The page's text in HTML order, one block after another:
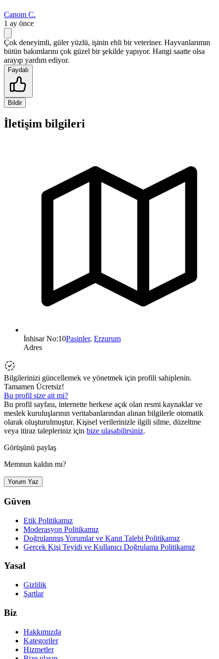
Canom C.
1 ay önce
Çok deneyimli, güler yüzlü, işinin ehli bir veteriner. Hayvanlarımın
bütün bakımlarını çok güzel bir şekilde yapıyor. Hangi saatte olsa
arayıp yardım ediyor.
Faydalı
Bildir
İletişim bilgileri
İnhisar No:10Pasinler, Erzurum
Adres
Bilgilerinizi güncellemek ve yönetmek için profili sahiplenin.
Tamamen Ücretsiz!
Bu profil size ait mi?
Bu profil sayfası, internette herkese açık olan resmi kaynaklar ve
meslek kuruluşlarının veritabanlarından alınan bilgilerle otomatik
olarak oluşturulmuştur. Kişisel verilerinizle ilgili silme, düzeltme
veya itiraz talepleriniz için bize ulaşabilirsiniz.
Görüşünü paylaş
Memnun kaldın mı?
Yorum Yaz
Güven
Etik Politikamız
Moderasyon Politikamız
Doğrulanmış Yorumlar ve Kanıt Talebi Politikamız
Gerçek Kişi Teyidi ve Kullanıcı Doğrulama Politikamız
Yasal
Gizlilik
Şartlar
Biz
Hakkımızda
Kategoriler
Hizmetler